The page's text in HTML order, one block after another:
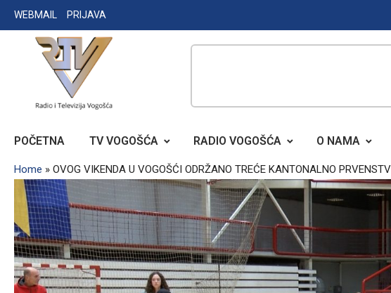
Skip
to
WEBMAIL PRIJAVA
RADIO TELEVIZIJA VOGOŠĆA
POČETNA TV VOGOŠĆA RADIO VOGOŠĆA O NAMA
Home » OVOG VIKENDA U VOGOŠĆI ODRŽANO TREĆE KANTONALNO